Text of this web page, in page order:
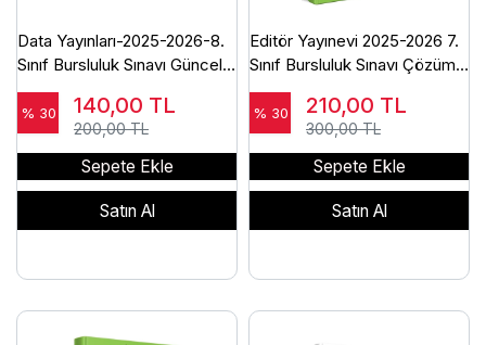
Data Yayınları-2025-2026-8.
Sınıf Bursluluk Sınavı Güncel
Soru Bankası
% 30 140,00 TL
200,00 TL
Sepete Ekle
Satın Al
Editör Yayınevi 2025-2026 7.
Sınıf Bursluluk Sınavı Çözümlü
5 Deneme Sınavı-Baskı Yılı
2025
% 30 210,00 TL
300,00 TL
Sepete Ekle
Satın Al